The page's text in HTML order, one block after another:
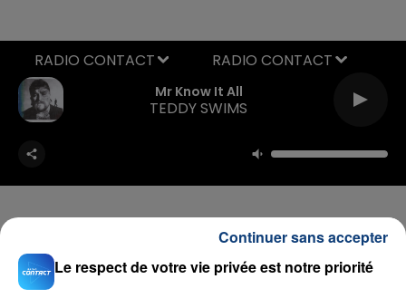
Mr Know It All
TEDDY SWIMS
RADIO CONTACT
FIL D'ACTU
Le respect de votre vie privée est notre priorité
Continuer sans accepter